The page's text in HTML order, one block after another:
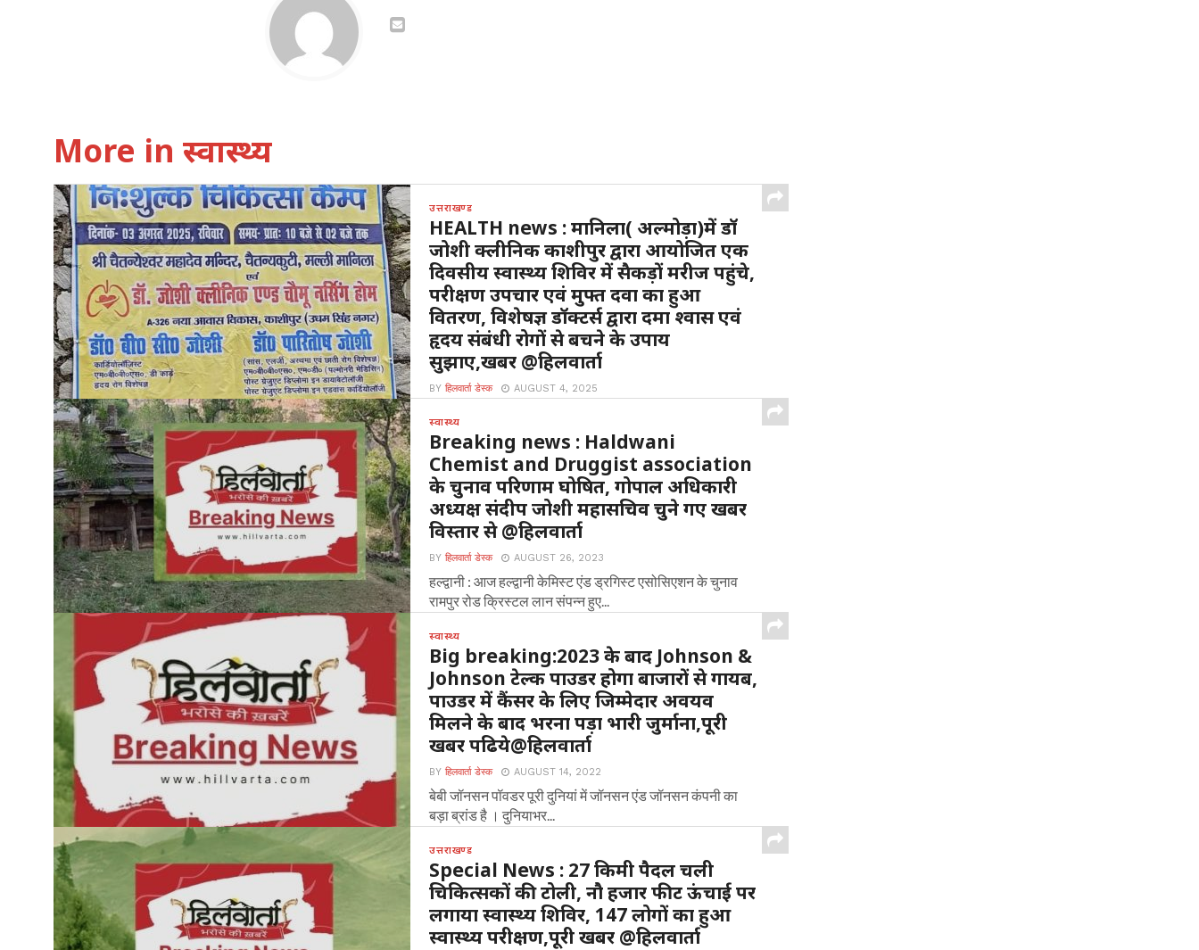
More in स्वास्थ्य
उत्तराखण्ड
HEALTH news : मानिला( अल्मोड़ा)में डॉ
जोशी क्लीनिक काशीपुर द्वारा आयोजित एक
दिवसीय स्वास्थ्य शिविर में सैकड़ों मरीज पहुंचे,
परीक्षण उपचार एवं मुफ्त दवा का हुआ
वितरण, विशेषज्ञ डॉक्टर्स द्वारा दमा श्वास एवं
हृदय संबंधी रोगों से बचने के उपाय
सुझाए,खबर @हिलवार्ता
BYहिलवार्ता डेस्क AUGUST 4, 2025
अगस्त 2025 रविवार ,चौमू नर्सिंग...
स्वास्थ्य
Breaking news : Haldwani
Chemist and Druggist association
के चुनाव परिणाम घोषित, गोपाल अधिकारी
अध्यक्ष संदीप जोशी महासचिव चुने गए खबर
विस्तार से @हिलवार्ता
BYहिलवार्ता डेस्क AUGUST 26, 2023
हल्द्वानी : आज हल्द्वानी केमिस्ट एंड ड्रगिस्ट एसोसिएशन के चुनाव
रामपुर रोड क्रिस्टल लान संपन्न हुए...
स्वास्थ्य
Big breaking:2023 के बाद Johnson &
Johnson टेल्क पाउडर होगा बाजारों से गायब,
पाउडर में कैंसर के लिए जिम्मेदार अवयव
मिलने के बाद भरना पड़ा भारी जुर्माना,पूरी
खबर पढिये@हिलवार्ता
BYहिलवार्ता डेस्क AUGUST 14, 2022
बेबी जॉनसन पॉवडर पूरी दुनियां में जॉनसन एंड जॉनसन कंपनी का
बड़ा ब्रांड है । दुनियाभर...
उत्तराखण्ड
Special News : 27 किमी पैदल चली
चिकित्सकों की टोली, नौ हजार फीट ऊंचाई पर
लगाया स्वास्थ्य शिविर, 147 लोगों का हुआ
स्वास्थ्य परीक्षण,पूरी खबर @हिलवार्ता